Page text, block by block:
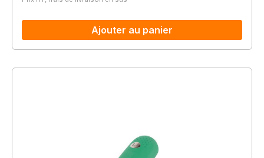
Ajouter au panier